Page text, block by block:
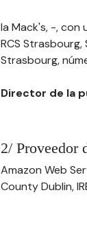
la Mack's, -, con
RCS
Strasbourg,
Director de la
2/ Proveedor
Amazon Web
County Dublin,